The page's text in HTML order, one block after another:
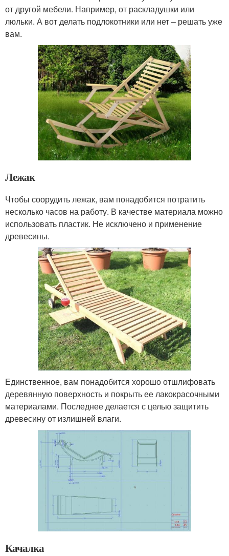
от другой мебели. Например, от раскладушки или
люльки. А вот делать подлокотники или нет – решать уже
вам.
Лежак
Чтобы соорудить лежак, вам понадобится потратить
несколько часов на работу. В качестве материала можно
использовать пластик. Не исключено и применение
древесины.
Единственное, вам понадобится хорошо отшлифовать
деревянную поверхность и покрыть ее лакокрасочными
материалами. Последнее делается с целью защитить
древесину от излишней влаги.
Качалка